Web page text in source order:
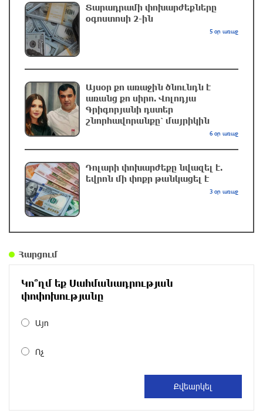
Երևանում երթուղիների փոփոխություն կլինի
մենամարտի չեղարկման պատճառը
բացահայտվել է
4 ժամ առաջ
Ավտովթար՝ Կոտայքի մարզում. Զովունի-
Romeo»-ն և «Opel»-ը. կա վիրավոր
Արժևորվում է Շիրակի երգիծական
բանահյուսությունը
5 ժամ առաջ
Տարադրամի փոխարժեքները
օգոստոսի 2-ին
5 օր առաջ
Այսօր քո առաջին ծնունդն է
առանց քո սիրո. Վոլոդյա
Գրիգորյանի դստեր
շնորհավորանքը՝ մայրիկին
6 օր առաջ
Դոլարի փոխարժեքը նվազել է.
եվրոն մի փոքր թանկացել է
3 օր առաջ
Հարցում
Կո՞ղմ եք Սահմանադրության
փոփոխությանը
Այո
Ոչ